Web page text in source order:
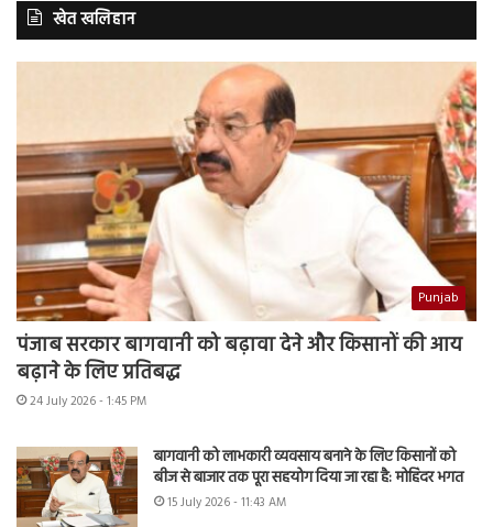
खेत खलिहान
Punjab
पंजाब सरकार बागवानी को बढ़ावा देने और किसानों की आय
बढ़ाने के लिए प्रतिबद्ध
24 July 2026 - 1:45 PM
बागवानी को लाभकारी व्यवसाय बनाने के लिए किसानों को
बीज से बाजार तक पूरा सहयोग दिया जा रहा है: मोहिंदर भगत
15 July 2026 - 11:43 AM